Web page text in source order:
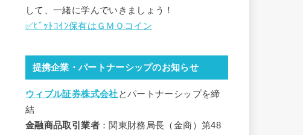
して、一緒に学んでいきましょう！
✅ﾋﾞｯﾄｺｲﾝ保有はＧＭＯコイン
提携企業・パートナーシップのお知らせ
ウィブル証券株式会社とパートナーシップを締
結
金融商品取引業者：関東財務局長（金商）第48